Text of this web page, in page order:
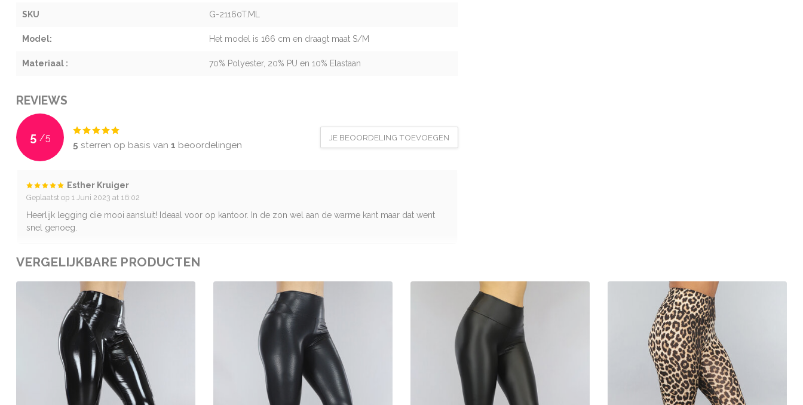
SKU G-21160T.ML
Model: Het model is 166 cm en draagt maat S/M
Materiaal : 70% Polyester, 20% PU en 10% Elastaan
REVIEWS
5 /5
5 sterren op basis van 1 beoordelingen
JE BEOORDELING TOEVOEGEN
Esther Kruiger
Geplaatst op 1 Juni 2023 at 16:02
Heerlijk legging die mooi aansluit! Ideaal voor op kantoor. In de zon wel aan de warme kant maar dat went
snel genoeg.
VERGELIJKBARE PRODUCTEN